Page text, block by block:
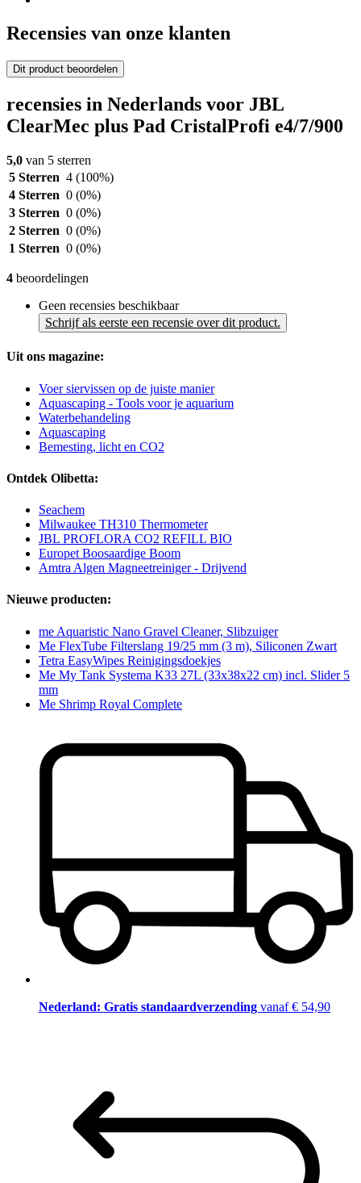
Recensies van onze klanten
Dit product beoordelen
recensies in Nederlands voor JBL
ClearMec plus Pad CristalProfi e4/7/900
5,0 van 5 sterren
5 Sterren 4 (100%)
4 Sterren 0 (0%)
3 Sterren 0 (0%)
2 Sterren 0 (0%)
1 Sterren 0 (0%)
4 beoordelingen
Geen recensies beschikbaar
Schrijf als eerste een recensie over dit product.
Uit ons magazine:
Voer siervissen op de juiste manier
Aquascaping - Tools voor je aquarium
Waterbehandeling
Aquascaping
Bemesting, licht en CO2
Ontdek Olibetta:
Seachem
Milwaukee TH310 Thermometer
JBL PROFLORA CO2 REFILL BIO
Europet Boosaardige Boom
Amtra Algen Magneetreiniger - Drijvend
Nieuwe producten:
me Aquaristic Nano Gravel Cleaner, Slibzuiger
Me FlexTube Filterslang 19/25 mm (3 m), Siliconen Zwart
Tetra EasyWipes Reinigingsdoekjes
Me My Tank Systema K33 27L (33x38x22 cm) incl. Slider 5
mm
Me Shrimp Royal Complete
Nederland: Gratis standaardverzending vanaf € 54,90